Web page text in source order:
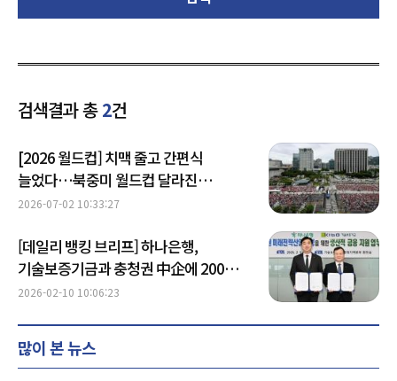
검색결과 총2건
[2026 월드컵] 치맥 줄고 간편식
늘었다…북중미 월드컵 달라진
'응원소비'
2026-07-02 10:33:27
[데일리 뱅킹 브리프] 하나은행,
기술보증기금과 충청권 中企에 200억원
지원 外
2026-02-10 10:06:23
많이 본 뉴스